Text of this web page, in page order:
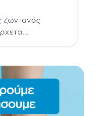
ζωντανός